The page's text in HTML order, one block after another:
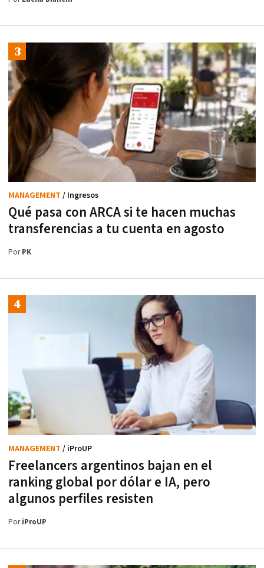
Qué pasa con ARCA si te hacen muchas
transferencias a tu cuenta en agosto
MANAGEMENT / Ingresos
PorPK
Freelancers argentinos bajan en el
ranking global por dólar e IA, pero
algunos perfiles resisten
MANAGEMENT / iProUP
PoriProUP